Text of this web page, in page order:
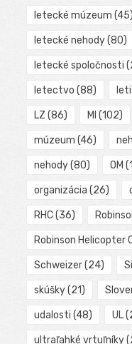
letecké múzeum (45)
letecké nehody(80)
letecké spoločnosti
letectvo (88)
LZ (86) MI (102)
múzeum (46)
nehody(80) OM
organizácia (26)
RHC(36)
Robinson Helicopter
Schweizer(24)
skúšky(21)
udalosti (48) UL
ultraľahké vrtuľníky